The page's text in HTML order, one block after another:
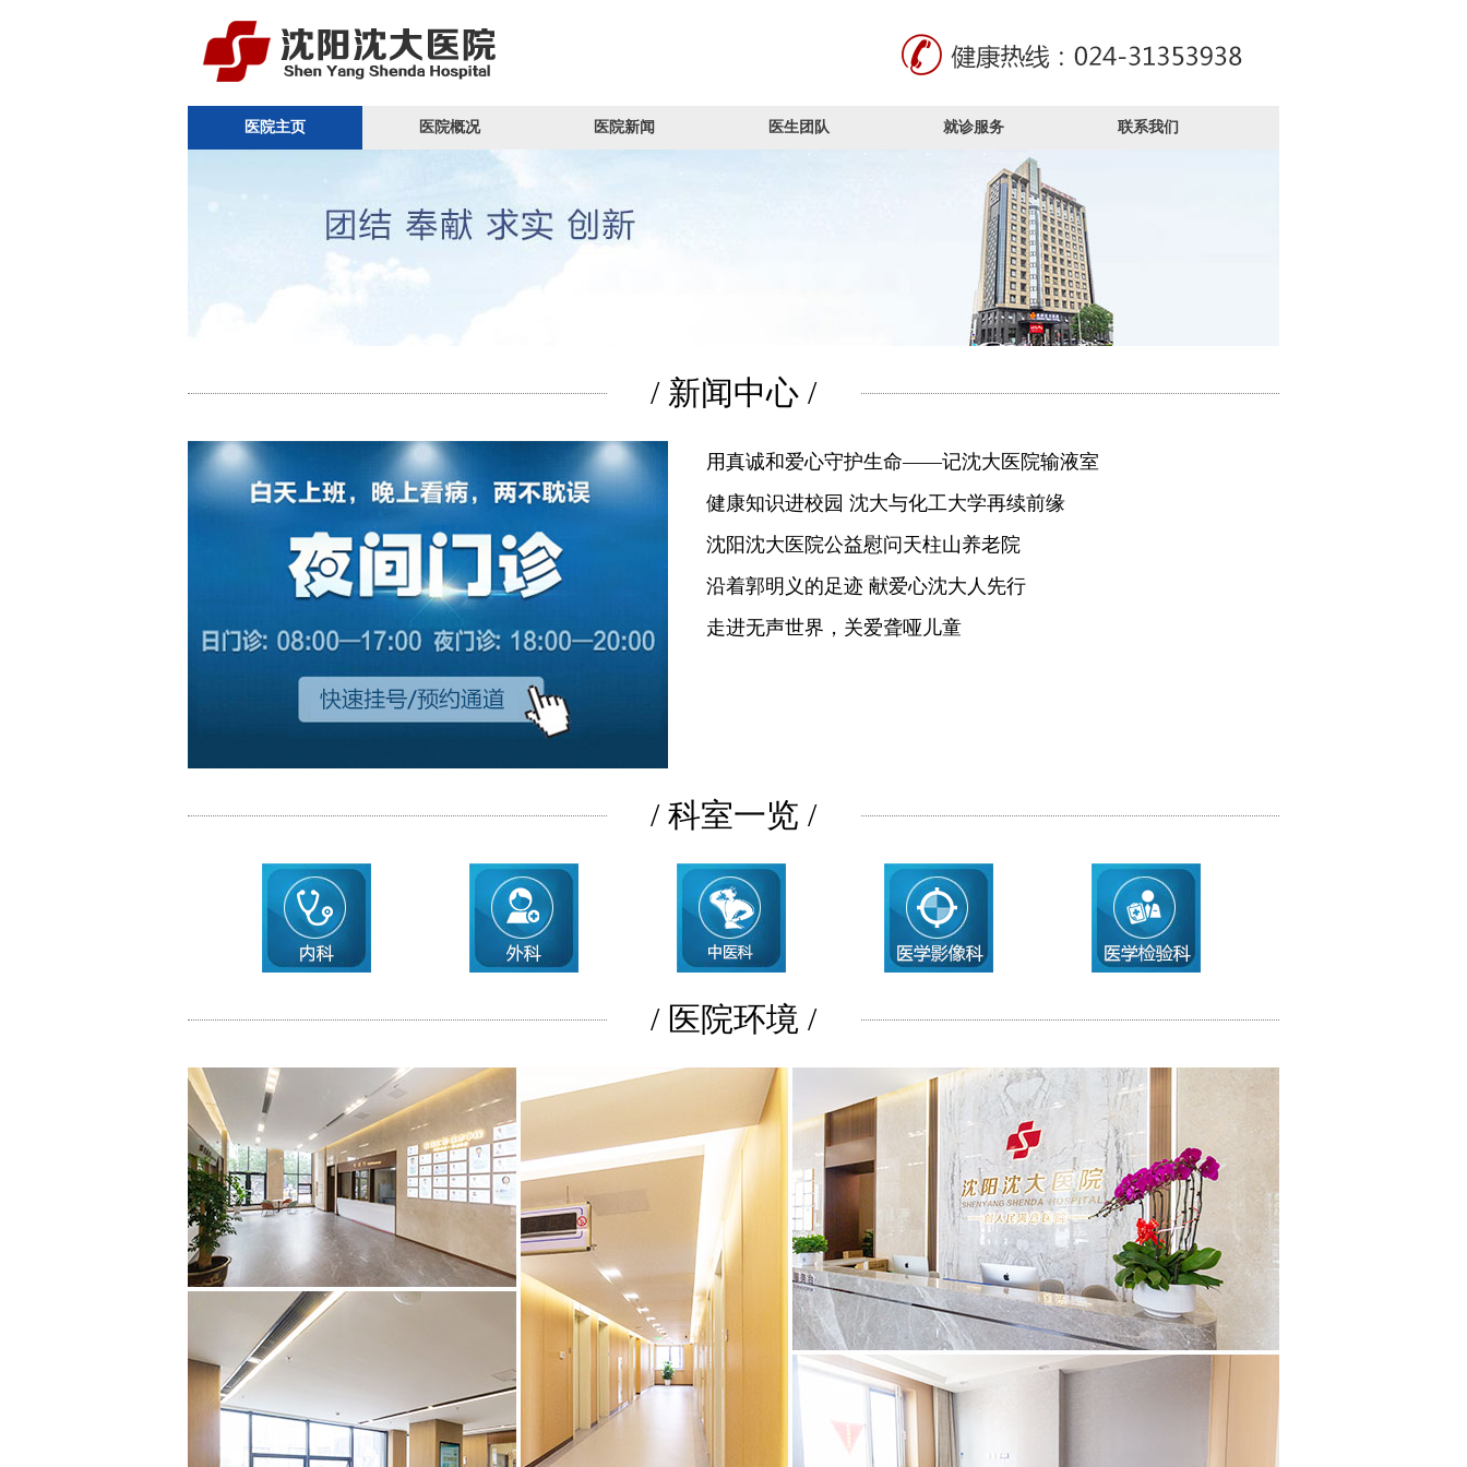
医院主页 医院概况 医院新闻 医生团队 就诊服务 联系我们
/ 新闻中心 /
用真诚和爱心守护生命——记沈大医院输液室
健康知识进校园 沈大与化工大学再续前缘
沈阳沈大医院公益慰问天柱山养老院
沿着郭明义的足迹 献爱心沈大人先行
走进无声世界，关爱聋哑儿童
/ 科室一览 /
/ 医院环境 /